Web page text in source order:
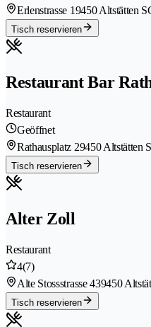
Erlenstrasse 19450 Altstätten
Tisch reservieren
Restaurant Bar
Restaurant
Geöffnet
Rathausplatz 29450 Altstätten
Tisch reservieren
Alter Zoll
Restaurant
4(7)
Alte Stossstrasse 439450
Tisch reservieren